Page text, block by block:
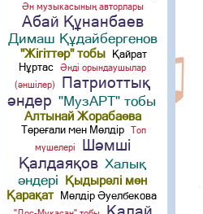
Ән музыкасының авторлары
Абай Құнанбаев
Димаш Құдайбергенов
"Жігіттер" тобы
Қайрат
Нұртас
Әнді орындаушылар
(әншілер)
Патриоттық
әндер "МузАРТ" тобы
Алтынай Жорабаева
Төреғали мен Мөлдір
Топ
мүшелері
Шәмші
Қалдаяқов Халық
әндері Қыдырәлі мен
Қарақат
Мөлдір Әуелбекова